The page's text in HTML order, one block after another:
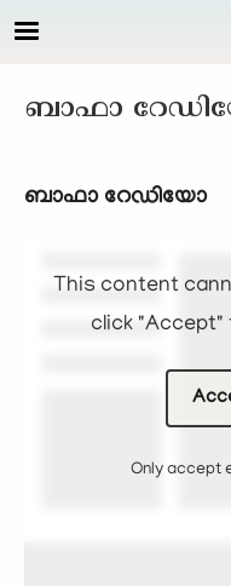
Skip to main content
ബാഫാ
ബാഫാ റേഡിയോ
This content
click
Only accept